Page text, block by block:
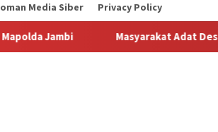
Media Siber Privacy Policy
Adat Desa Lermatang Menanti